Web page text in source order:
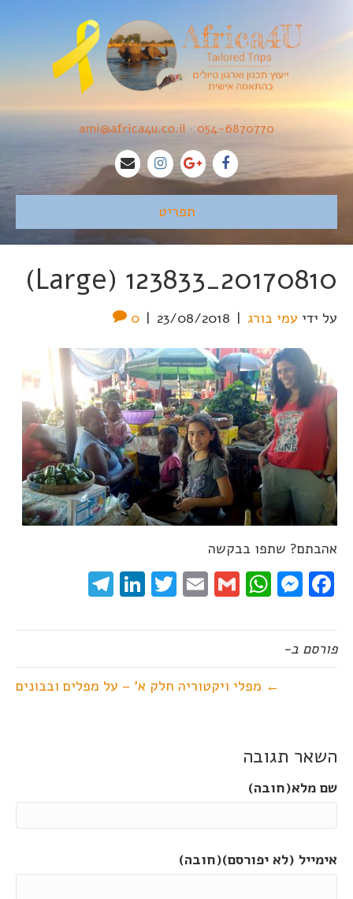
054-6870770
•
ami@africa4u.co.il
תפריט
20170810_123833 (Large)
על ידי עמי בורג |
23/08/2018
|
0
אהבתם? שתפו בבקשה
Facebook
Messenger
WhatsApp
Gmail
Email
Twitter
LinkedIn
פורסם ב-
← מפלי ויקטוריה חלק א' – על מפלים ובבונים
השאר תגובה
שם מלא(חובה)
אימייל (לא יפורסם)(חובה)